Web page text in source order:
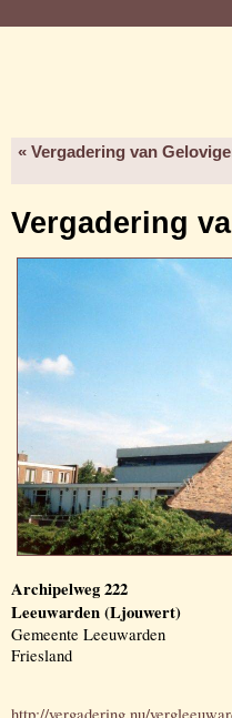
« Vergadering van
Vergadering
Archipelweg 222
Leeuwarden (Ljouwert)
Gemeente Leeuwarden
Friesland
http://vergadering.nu/